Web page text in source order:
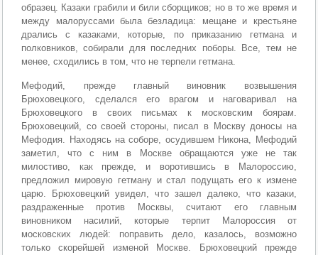
образец. Казаки грабили и били сборщиков; но в то же время и
между малоруссами была безладица: мещане и крестьяне
дрались с казаками, которые, по приказанию гетмана и
полковников, собирали для последних поборы. Все, тем не
менее, сходились в том, что не терпели гетмана.
Мефодий, прежде главный виновник возвышения
Брюховецкого, сделался его врагом и наговаривал на
Брюховецкого в своих письмах к московским боярам.
Брюховецкий, со своей стороны, писал в Москву доносы на
Мефодия. Находясь на соборе, осудившем Никона, Мефодий
заметил, что с ним в Москве обращаются уже не так
милостиво, как прежде, и воротившись в Малороссию,
предложил мировую гетману и стал подущать его к измене
царю. Брюховецкий увидел, что зашел далеко, что казаки,
раздраженные против Москвы, считают его главным
виновником насилий, которые терпит Малороссия от
московских людей: поправить дело, казалось, возможно
только скорейшей изменой Москве. Брюховецкий прежде